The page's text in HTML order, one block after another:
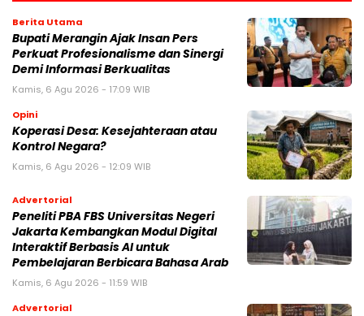
Berita Utama
Bupati Merangin Ajak Insan Pers
Perkuat Profesionalisme dan Sinergi
Demi Informasi Berkualitas
Kamis, 6 Agu 2026 - 17:09 WIB
Opini
Koperasi Desa: Kesejahteraan atau
Kontrol Negara?
Kamis, 6 Agu 2026 - 12:09 WIB
Advertorial
Peneliti PBA FBS Universitas Negeri
Jakarta Kembangkan Modul Digital
Interaktif Berbasis AI untuk
Pembelajaran Berbicara Bahasa Arab
Kamis, 6 Agu 2026 - 11:59 WIB
Advertorial